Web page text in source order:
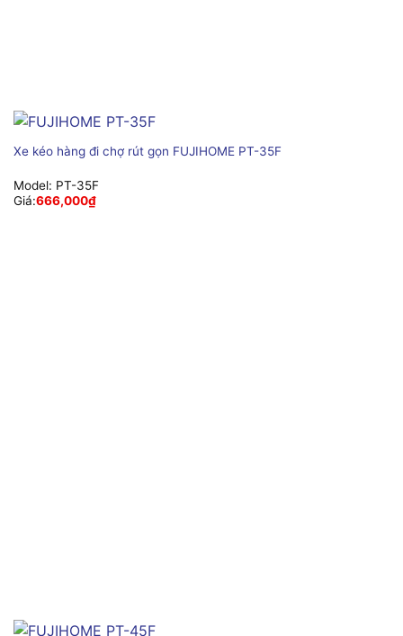
Xe kéo hàng đi chợ rút gọn FUJIHOME PT-35F
Model: PT-35F
Giá:666,000₫